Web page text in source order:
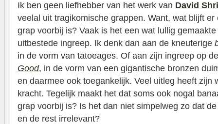
Ik ben geen liefhebber van het werk van David
veelal uit tragikomische grappen. Want, wat blijft
grap voorbij is? Vaak is het een wat lullig
uitbestede ingreep. Ik denk dan aan de kneuterige
in de vorm van tatoeages. Of aan zijn ingreep op
Good, in de vorm van een gigantische bronzen
en daarmee ook toegankelijk. Veel uitleg heeft zijn
kracht. Tegelijk maakt het dat soms ook nogal
grap voorbij is? Is het dan niet simpelweg zo dat
en de rest irrelevant?